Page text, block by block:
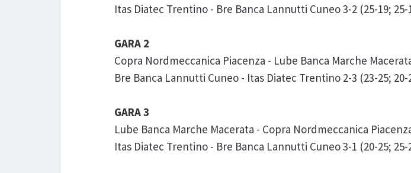
Itas Diatec Trentino - Bre Banca Lannutti Cuneo 3-2 (25-19; 25-
GARA 2
Copra Nordmeccanica Piacenza - Lube Banca Marche
Bre Banca Lannutti Cuneo - Itas Diatec Trentino 2-3 (23-25; 20-
GARA 3
Lube Banca Marche Macerata - Copra Nordmeccanica
Itas Diatec Trentino - Bre Banca Lannutti Cuneo 3-1 (20-25; 25-